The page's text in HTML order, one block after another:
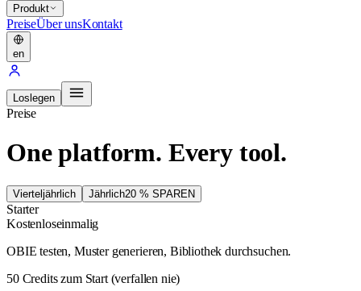
Produkt
PreiseÜber unsKontakt
en
Loslegen
Preise
One platform. Every tool.
Vierteljährlich Jährlich20 % SPAREN
Starter
Kostenloseinmalig
OBIE testen, Muster generieren, Bibliothek durchsuchen.
50 Credits zum Start (verfallen nie)